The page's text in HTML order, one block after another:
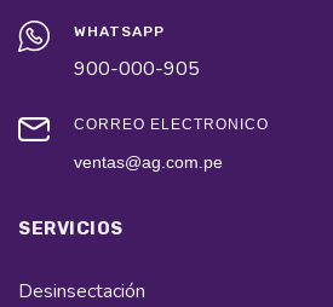
WHATSAPP
900-000-905
CORREO ELECTRÓNICO
ventas@ag.com.pe
SERVICIOS
Desinsectación